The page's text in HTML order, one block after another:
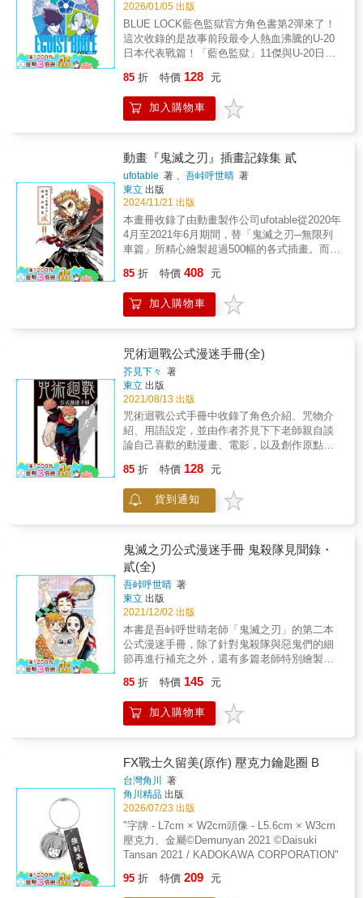
2026/01/05 出版
BLUE LOCK藍色監獄官方角色書第2彈來了！
這次收錄的是故事前段最令人熱血沸騰的U-20
日本代表戰篇！「藍色監獄」11傑與U-20日本
定？兩位老師對這段故事的回顧，以及2023年
舉辦的『藍色監獄展BLUE LOCK
EXHIBITION』的特報同樣不能錯過！
85 折 特價 128 元
加入購物車
動畫『鬼滅之刃』插畫記錄集 貳
ufotable 著 、吾峠呼世晴 著
東立 出版
2024/11/21 出版
本畫冊收錄了由動畫製作公司ufotable從2020年
4月至2021年6月期間，替「鬼滅之刃─無限列
車篇」所精心繪製超過500幅的各式插畫。而封
作，最後還附上每幅插畫參與製作的人員名
單，讀者們在欣賞出色畫作的同時也別忘了感
謝許多幕後工作人員默默的付出與貢獻。
85 折 特價 408 元
加入購物車
咒術迴戰公式漫迷手冊(全)
芥見下々 著
東立 出版
2021/08/13 出版
咒術迴戰公式手冊中收錄了角色介紹、咒物介
紹、用語設定，並由作者芥見下下老師親自談
論自己喜歡的動漫畫、電影，以及創作原點。
說，以及芥見下下老師與「死神」久保帶人老
師的長篇特別對談，是咒術迴戰書迷值得時時
翻閱收藏的一本書，深具收藏價值。
85 折 特價 128 元
貨到通知
鬼滅之刃公式漫迷手冊 鬼殺隊見聞錄・
貳(全)
吾峠呼世晴 著
東立 出版
2021/12/02 出版
本書是吾峠呼世晴老師「鬼滅之刃」的第二本
公式漫迷手冊，除了針對鬼殺隊與惡鬼們的細
節再進行補充之外，還有多篇老師特別繪製的
畫。本書的附錄是精美的「鬼滅問答遊戲」花
牌，書中還貼心地做了遊戲解說，讓讀者可以
呼朋引伴來一場鬼殺隊與惡鬼的對抗賽，精彩
的公式書，能讓你更明白故事架構與世界觀以
及每個角色的資料與經歷，透過詳細的解說對
「鬼滅之刃」的世界有全盤的掌握。
85 折 特價 145 元
加入購物車
FX戰士久留美(原作) 壓克力鑰匙圈 B
台灣角川
著
角川精品 出版
2026/07/23 出版
"字牌 - L7cm × W2cm頭像 - L5.6cm × W3cm
壓克力、金屬©Demunyan 2021 ©Daisuki
Tansan 2021 / KADOKAWA CORPORATION"
95 折 特價 209 元